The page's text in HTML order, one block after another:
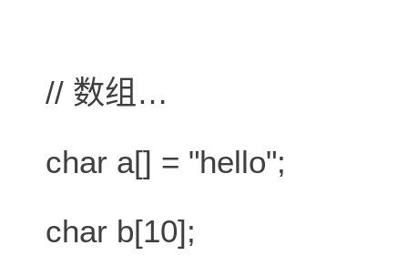
// 数组…
char a[] = "hello";
char b[10];